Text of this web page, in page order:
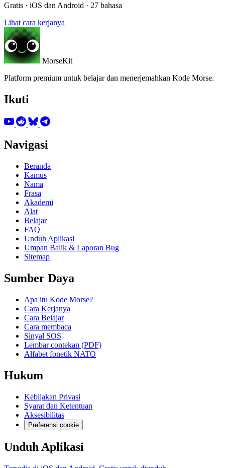
Gratis · iOS dan Android · 27 bahasa
Lihat cara kerjanya
MorseKit
Platform premium untuk belajar dan menerjemahkan Kode Morse.
Ikuti
Navigasi
Beranda
Kamus
Nama
Frasa
Akademi
Alat
Belajar
FAQ
Unduh Aplikasi
Umpan Balik & Laporan Bug
Sitemap
Sumber Daya
Apa itu Kode Morse?
Cara Kerjanya
Cara Belajar
Cara membaca
Sinyal SOS
Lembar contekan (PDF)
Alfabet fonetik NATO
Hukum
Kebijakan Privasi
Syarat dan Ketentuan
Aksesibilitas
Preferensi cookie
Unduh Aplikasi